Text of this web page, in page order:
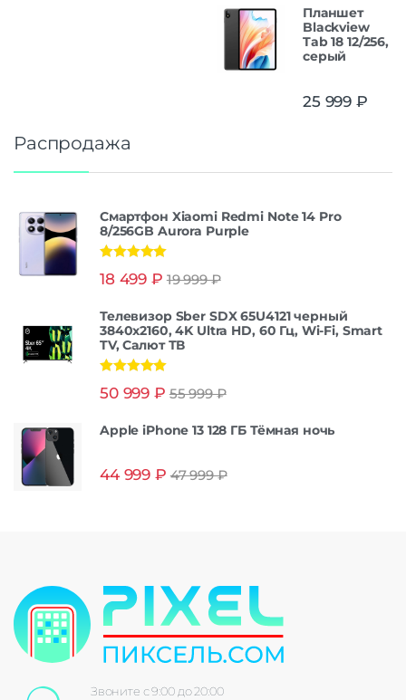
Планшет
Blackview
Tab 18 12/256,
серый
25 999 ₽
Распродажа
Смартфон Xiaomi Redmi Note 14 Pro
8/256GB Aurora Purple
из 5
18 499 ₽ 19 999₽
Телевизор Sber SDX 65U4121 черный
3840x2160, 4K Ultra HD, 60 Гц, Wi-Fi, Smart
TV, Салют ТВ
из 5
50 999 ₽ 55 999₽
Apple iPhone 13 128 ГБ Тёмная ночь
44 999 ₽ 47 999₽
Звоните с 9:00 до 20:00